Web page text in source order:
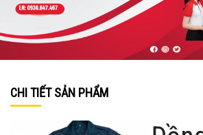
CHI TIẾT SẢN PHẨM